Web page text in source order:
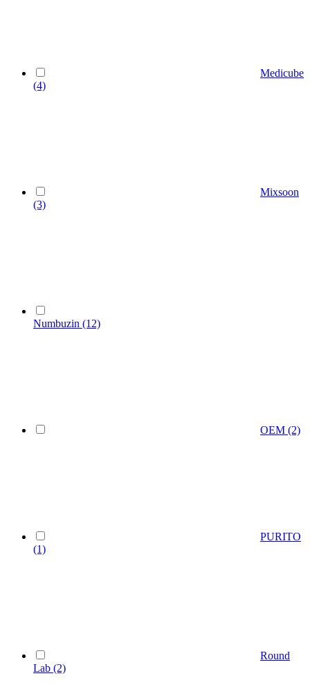
Medicube
(4)
Mixsoon
(3)
Numbuzin (12)
OEM (2)
PURITO
(1)
Round
Lab (2)